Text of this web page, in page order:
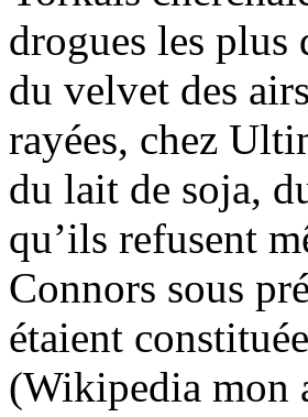
drogues les plus
du velvet des
rayées, chez
du lait de soja,
qu’ils refusent
Connors sous
étaient
(Wikipedia mon